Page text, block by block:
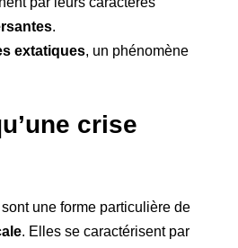
.
extatiques, un phénomène
crise
une forme particulière de
. Elles se caractérisent par